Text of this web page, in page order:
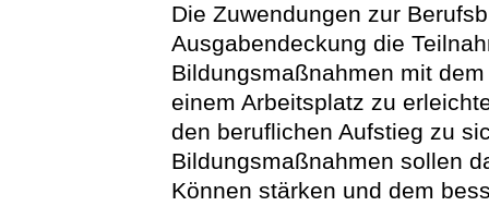
Die Zuwendungen zur
Ausgabendeckung die
Bildungsmaßnahmen mit
einem Arbeitsplatz zu
den beruflichen Aufstieg zu
Bildungsmaßnahmen sollen
Können stärken und dem